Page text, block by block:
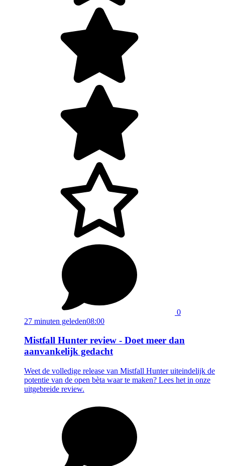
0
27 minuten geleden08:00
Mistfall Hunter review - Doet meer dan
aanvankelijk gedacht
Weet de volledige release van Mistfall Hunter uiteindelijk de
potentie van de open bèta waar te maken? Lees het in onze
uitgebreide review.